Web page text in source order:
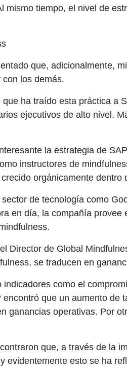
mismo tiempo, el nivel de
que, adicionalmente,
los demás.
ha traído esta práctica a
ejecutivos de alto nivel.
la estrategia de
instructores de
orgánicamente dentro
de tecnología como
en día, la compañía
Director de Global
se traducen en
como el
que un aumento
ganancias operativas. Por
que, a través de la
evidentemente esto se ha